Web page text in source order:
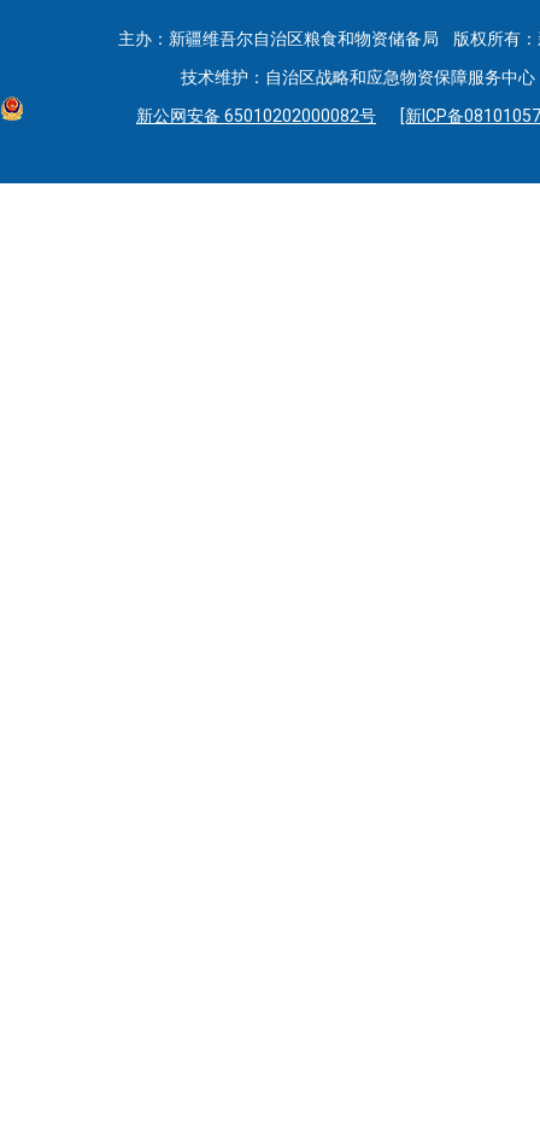
主办：新疆维吾尔自治区粮食和物资储备局 版权所有
技术维护：自治区战略和应急物资保障服务中
新公网安备 65010202000082号
[新ICP备